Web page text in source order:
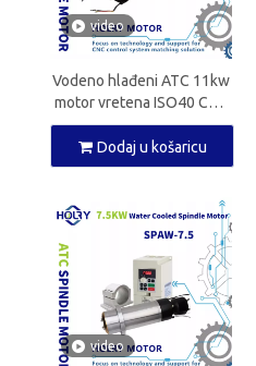
video
Vodeno hlađeni ATC 11kw
motor vretena ISO40 CNC
vreteno za CNC glodalicu
Dodaj u košaricu
video